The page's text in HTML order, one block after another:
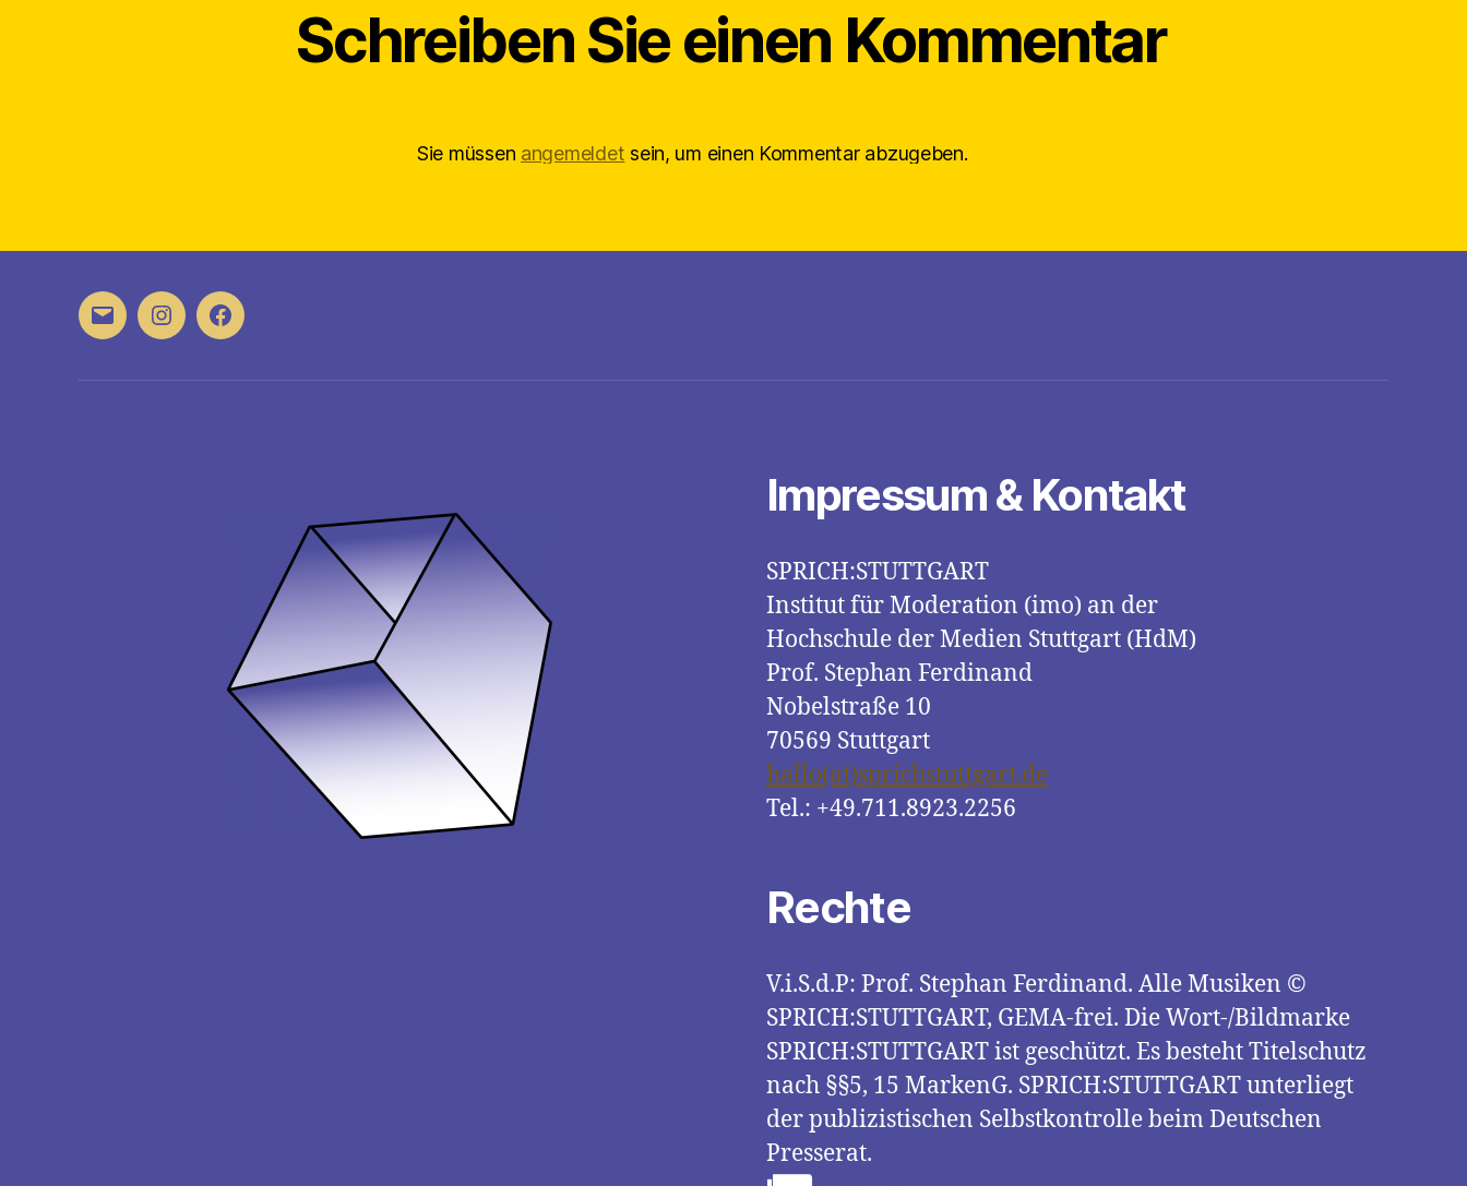
Schreiben Sie einen Kommentar
Sie müssen angemeldet sein, um einen Kommentar abzugeben.
E-
InstagramFacebook
Impressum & Kontakt
SPRICH:STUTTGART
Institut für Moderation (imo) an der
Hochschule der Medien Stuttgart (HdM)
Prof. Stephan Ferdinand
Nobelstraße 10
70569 Stuttgart
hallo(at)sprichstuttgart.de
Tel.: +49.711.8923.2256
Rechte
V.i.S.d.P: Prof. Stephan Ferdinand. Alle Musiken ©
SPRICH:STUTTGART, GEMA-frei. Die Wort-/Bildmarke
SPRICH:STUTTGART ist geschützt. Es besteht Titelschutz
nach §§5, 15 MarkenG. SPRICH:STUTTGART unterliegt
der publizistischen Selbstkontrolle beim Deutschen
Presserat.